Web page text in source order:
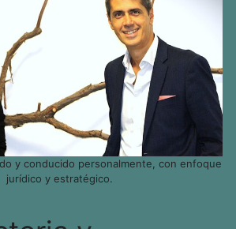
y conducido personalmente, con enfoque
jurídico y estratégico.